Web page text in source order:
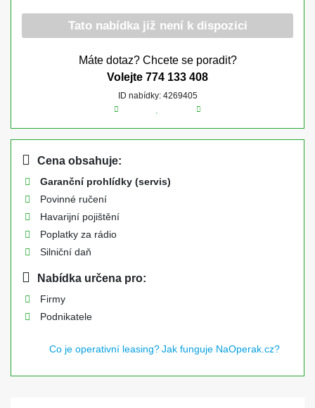
Tato nabídka již není k dispozici
Máte dotaz? Chcete se poradit?
Volejte 774 133 408
ID nabídky: 4269405
Cena obsahuje:
Garanční prohlídky (servis)
Povinné ručení
Havarijní pojištění
Poplatky za rádio
Silniční daň
Nabídka určena pro:
Firmy
Podnikatele
Co je operativní leasing?Jak funguje NaOperak.cz?